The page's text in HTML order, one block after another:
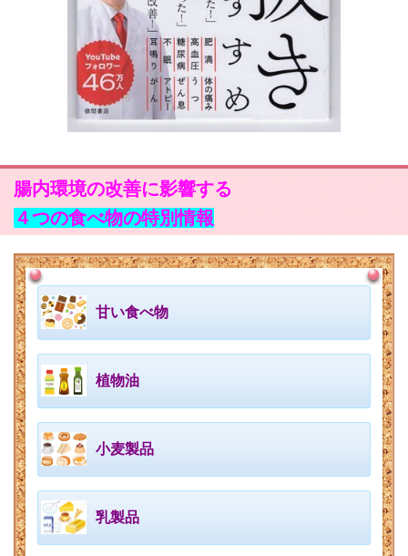
腸内環境の改善に影響する
４つの食べ物の特別情報
甘い食べ物
植物油
小麦製品
乳製品